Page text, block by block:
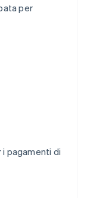
per
i pagamenti di